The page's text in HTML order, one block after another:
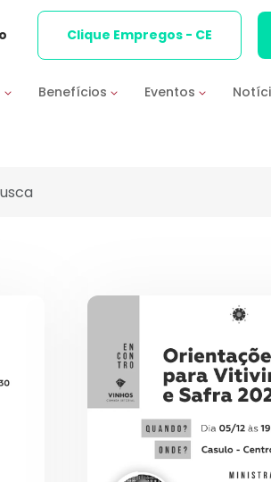
Benefícios Eventos
Clique Empregos - CE